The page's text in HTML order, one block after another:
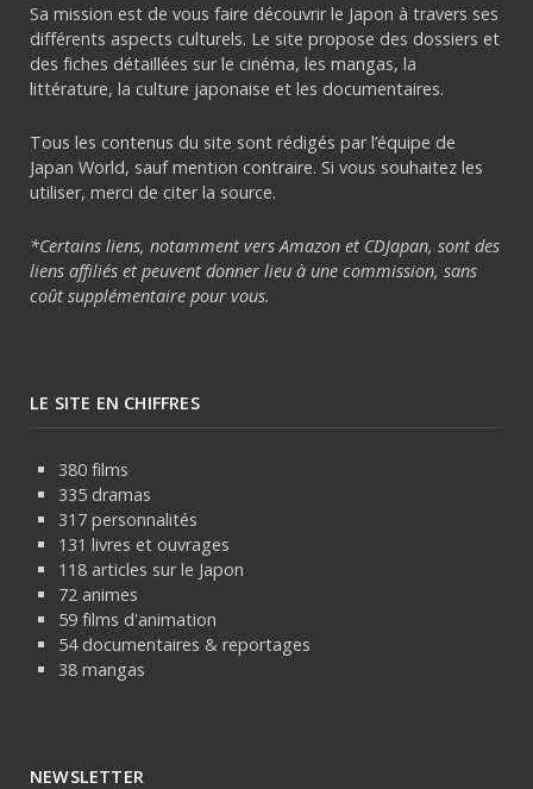
Sa mission est de vous faire découvrir le Japon à travers ses
différents aspects culturels. Le site propose des dossiers et
des fiches détaillées sur le cinéma, les mangas, la
littérature, la culture japonaise et les documentaires.
Tous les contenus du site sont rédigés par l’équipe de
Japan World, sauf mention contraire. Si vous souhaitez les
utiliser, merci de citer la source.
*Certains liens, notamment vers Amazon et CDJapan, sont des
liens affiliés et peuvent donner lieu à une commission, sans
coût supplémentaire pour vous.
LE SITE EN CHIFFRES
380 films
335 dramas
317 personnalités
131 livres et ouvrages
118 articles sur le Japon
72 animes
59 films d'animation
54 documentaires & reportages
38 mangas
NEWSLETTER